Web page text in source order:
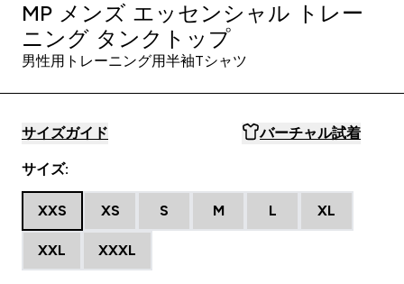
MP メンズ エッセンシャル トレー
ニング タンクトップ
男性用トレーニング用半袖Tシャツ
サイズガイド バーチャル試着
サイズ:
XXS XS S M L XL
XXL XXXL